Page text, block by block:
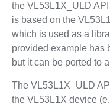
the VL53L1X_ULD
is based on the
which is used as a
provided example has
but it can be ported to
The VL53L1X_ULD
the VL53L1X device